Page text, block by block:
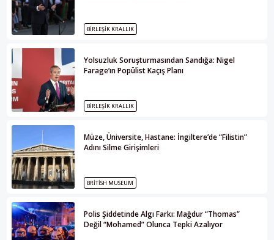
BIRLEŞIK KRALLIK
Yolsuzluk Soruşturmasından Sandığa: Nigel
Farage’ın Popülist Kaçış Planı
BIRLEŞIK KRALLIK
Müze, Üniversite, Hastane: İngiltere’de “Filistin”
Adını Silme Girişimleri
BRITISH MUSEUM
Polis Şiddetinde Algı Farkı: Mağdur “Thomas”
Değil “Mohamed” Olunca Tepki Azalıyor